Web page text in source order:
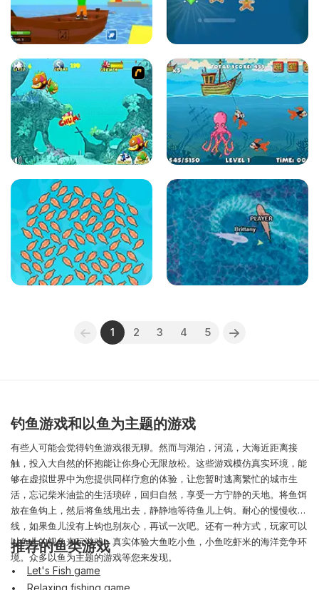
1 2 3 4 5
钓鱼游戏和以鱼为主题的游戏
有些人可能会觉得钓鱼游戏很无聊。然而与湖泊，河流，大海近距离接
触，投入大自然的怀抱能让你身心无限放松。这些游戏模仿真实环境，能
够在虚拟世界中为您提供同样疗愈的体验，让您暂时逃离繁忙的城市生
活，忘记柴米油盐的生活琐碎，回归自然，享受一方宁静的天地。将鱼饵
放在鱼钩上，然后将鱼线甩出去，静静地等待鱼儿上钩。耐心的慢慢收
线，如果鱼儿没有上钩也别灰心，再试一次吧。还有一种方式，玩家可以
以鱼儿的视角来玩游戏，真实体验大鱼吃小鱼，小鱼吃虾米的海洋竞争环
境。众多以鱼为主题的游戏等您来发现。
推荐的鱼类游戏
Let's Fish game
Relaxing fishing game